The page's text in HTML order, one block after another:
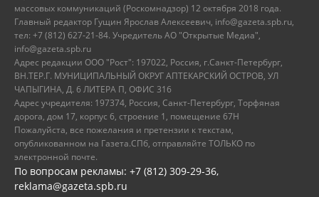
массовых коммуникаций (Роскомнадзор) 12 октября 2018 года.
Главный редактор Гущин Ярослав Алексеевич, info@gazeta.spb.ru,
тел: +7 (812) 627-21-84. Учредитель АО "Открытые Медиа",
info@gazeta.spb.ru
Адрес редакции ООО "Рост": 197022, Россия, г.Санкт-Петербург,
ВН.ТЕР.Г. МУНИЦИПАЛЬНЫЙ ОКРУГ АПТЕКАРСКИЙ ОСТРОВ, УЛ
ЧАПЫГИНА, Д. 6 ЛИТЕРА П, ОФИС 316
Адрес учредителя: 197374, Россия, Санкт-Петербург, Торфяная
дорога, дом 17, корпус 6, строение 1, помещение 67Н
Пожалуйста, все пожелания и претензии к текстам,
опубликованном на Газета.СПб, отправляйте ТОЛЬКО по
электронной почте.
По вопросам рекламы: +7 (812) 309-29-36,
reklama@gazeta.spb.ru